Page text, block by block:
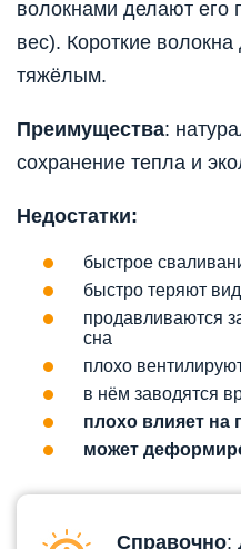
волокнами делают его
вес). Короткие
тяжёлым.
Преимущества:
сохранение тепла и
Недостатки:
быстрое
быстро теряют вид
продавливаются
сна
плохо
в нём заводятся
плохо влияет на
может
Справочно: